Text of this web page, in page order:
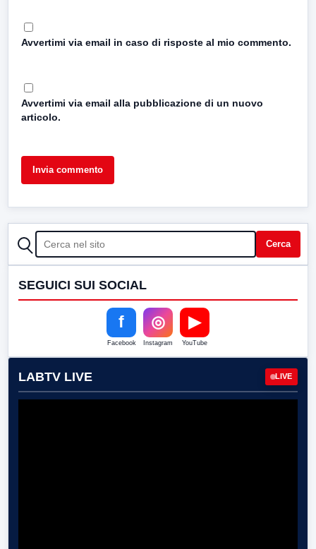
Avvertimi via email in caso di risposte al mio commento.
Avvertimi via email alla pubblicazione di un nuovo
articolo.
CERCA Cerca
SEGUICI SUI SOCIAL
f
Facebook
◎
Instagram
▶
YouTube
LABTV LIVE LIVE